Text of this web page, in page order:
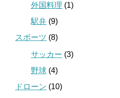
外国料理 (1)
駅弁 (9)
スポーツ (8)
サッカー (3)
野球 (4)
ドローン (10)